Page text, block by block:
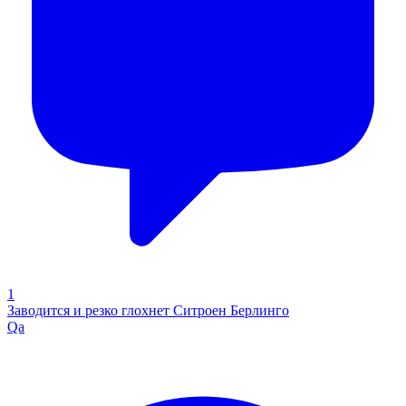
1
Заводится и резко глохнет Ситроен Берлинго
Qa